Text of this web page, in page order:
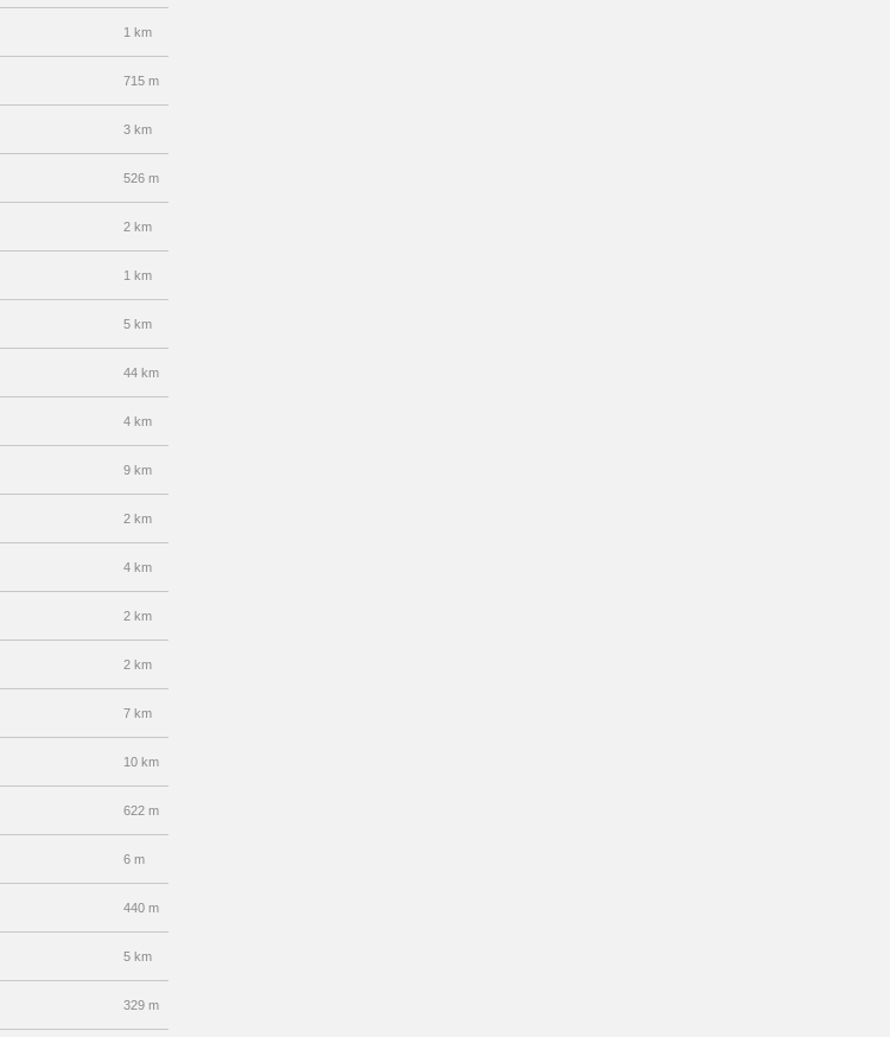
1 km
715 m
3 km
526 m
2 km
1 km
5 km
44 km
4 km
9 km
2 km
4 km
2 km
2 km
7 km
10 km
622 m
6 m
440 m
5 km
329 m